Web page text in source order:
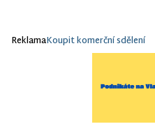
ReklamaKoupit komerční sdělení